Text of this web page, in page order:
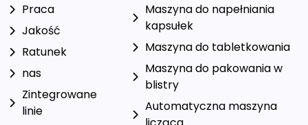
Praca
Jakość
Ratunek
nas
Zintegrowane
linie
Maszyna do napełniania
kapsułek
Maszyna do tabletkowania
Maszyna do pakowania w
blistry
Automatyczna maszyna